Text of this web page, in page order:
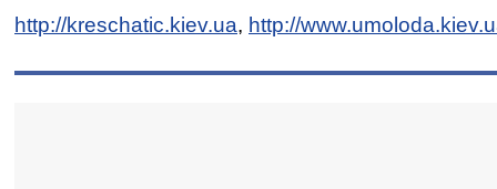
http://kreschatic.kiev.ua, http://